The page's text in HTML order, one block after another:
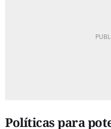
Políticas para